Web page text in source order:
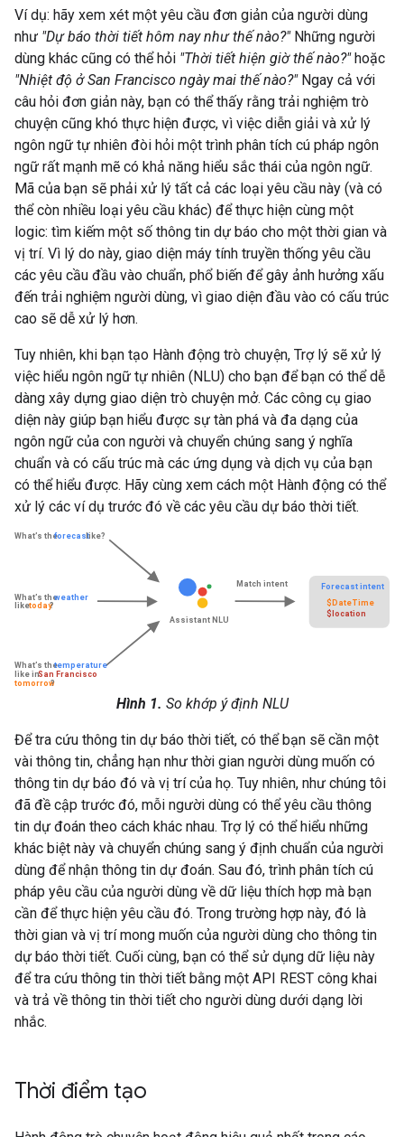
Ví dụ: hãy xem xét một yêu cầu đơn giản của người dùng
như "Dự báo thời tiết hôm nay như thế nào?"Những người
dùng khác cũng có thể hỏi "Thời tiết hiện giờ thế nào?"hoặc
"Nhiệt độ ở San Francisco ngày mai thế nào?"Ngay cả với
câu hỏi đơn giản này, bạn có thể thấy rằng trải nghiệm trò
chuyện cũng khó thực hiện được, vì việc diễn giải và xử lý
ngôn ngữ tự nhiên đòi hỏi một trình phân tích cú pháp ngôn
ngữ rất mạnh mẽ có khả năng hiểu sắc thái của ngôn ngữ.
Mã của bạn sẽ phải xử lý tất cả các loại yêu cầu này (và có
thể còn nhiều loại yêu cầu khác) để thực hiện cùng một
logic: tìm kiếm một số thông tin dự báo cho một thời gian và
vị trí. Vì lý do này, giao diện máy tính truyền thống yêu cầu
các yêu cầu đầu vào chuẩn, phổ biến để gây ảnh hưởng xấu
đến trải nghiệm người dùng, vì giao diện đầu vào có cấu trúc
cao sẽ dễ xử lý hơn.
Tuy nhiên, khi bạn tạo Hành động trò chuyện, Trợ lý sẽ xử lý
việc hiểu ngôn ngữ tự nhiên (NLU) cho bạn để bạn có thể dễ
dàng xây dựng giao diện trò chuyện mở. Các công cụ giao
diện này giúp bạn hiểu được sự tàn phá và đa dạng của
ngôn ngữ của con người và chuyển chúng sang ý nghĩa
chuẩn và có cấu trúc mà các ứng dụng và dịch vụ của bạn
có thể hiểu được. Hãy cùng xem cách một Hành động có thể
xử lý các ví dụ trước đó về các yêu cầu dự báo thời tiết.
Hình 1. So khớp ý định NLU
Để tra cứu thông tin dự báo thời tiết, có thể bạn sẽ cần một
vài thông tin, chẳng hạn như thời gian người dùng muốn có
thông tin dự báo đó và vị trí của họ. Tuy nhiên, như chúng tôi
đã đề cập trước đó, mỗi người dùng có thể yêu cầu thông
tin dự đoán theo cách khác nhau. Trợ lý có thể hiểu những
khác biệt này và chuyển chúng sang ý định chuẩn của người
dùng để nhận thông tin dự đoán. Sau đó, trình phân tích cú
pháp yêu cầu của người dùng về dữ liệu thích hợp mà bạn
cần để thực hiện yêu cầu đó. Trong trường hợp này, đó là
thời gian và vị trí mong muốn của người dùng cho thông tin
dự báo thời tiết. Cuối cùng, bạn có thể sử dụng dữ liệu này
để tra cứu thông tin thời tiết bằng một API REST công khai
và trả về thông tin thời tiết cho người dùng dưới dạng lời
nhắc.
Thời điểm tạo